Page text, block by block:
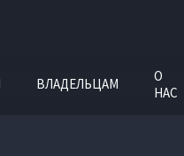
ВЛАДЕЛЬЦАМ
О
НАС